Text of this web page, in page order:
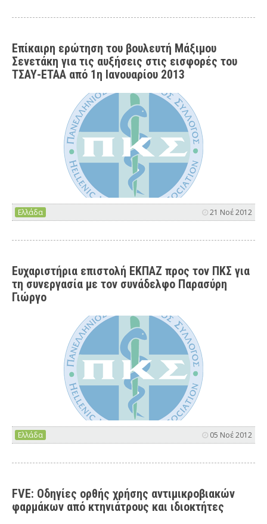
Επίκαιρη ερώτηση του βουλευτή Μάξιμου
Σενετάκη για τις αυξήσεις στις εισφορές του
ΤΣΑΥ-ΕΤΑΑ από 1η Ιανουαρίου 2013
Ελλάδα 21 Νοέ 2012
Ευχαριστήρια επιστολή ΕΚΠΑΖ προς τον ΠΚΣ για
τη συνεργασία με τον συνάδελφο Παρασύρη
Γιώργο
Ελλάδα 05 Νοέ 2012
FVE: Οδηγίες ορθής χρήσης αντιμικροβιακών
φαρμάκων από κτηνιάτρους και ιδιοκτήτες